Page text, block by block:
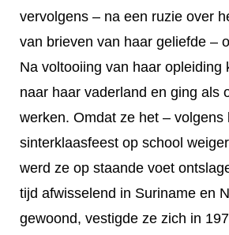
vervolgens – na een ruzie over
van brieven van haar geliefde –
Na voltooiing van haar opleiding
naar haar vaderland en ging als
werken. Omdat ze het – volgens
sinterklaasfeest op school
werd ze op staande voet
tijd afwisselend in Suriname en
gewoond, vestigde ze zich in